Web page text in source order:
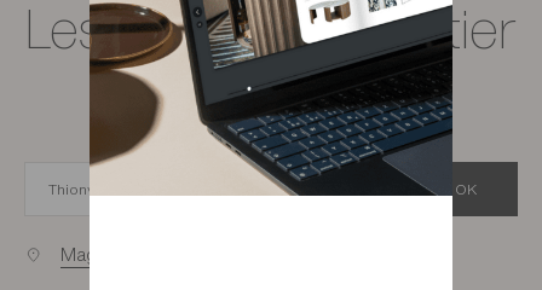
Les magasins Gautier
à Thionville
OK
Magasins proches de vous